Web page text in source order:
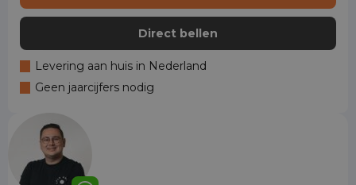
Direct bellen
Levering aan huis in Nederland
Geen jaarcijfers nodig